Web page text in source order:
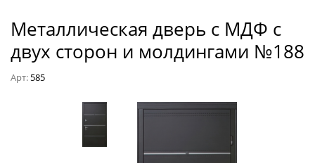
Металлическая дверь с МДФ с
двух сторон и молдингами №188
Арт: 585